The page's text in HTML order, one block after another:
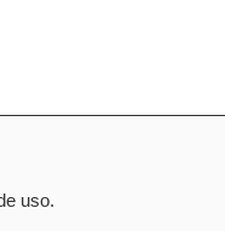
uso.